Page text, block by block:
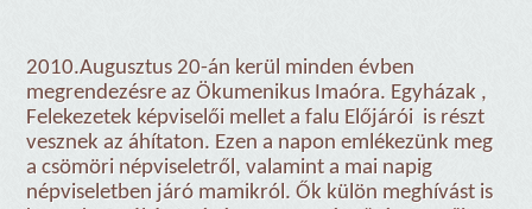
2010.Augusztus 20-án kerül minden évben
megrendezésre az Ökumenikus Imaóra. Egyházak ,
Felekezetek képviselői mellet a falu Előjárói is részt
vesznek az áhítaton. Ezen a napon emlékezünk meg
a csömöri népviseletről, valamint a mai napig
népviseletben járó mamikról. Ők külön meghívást is